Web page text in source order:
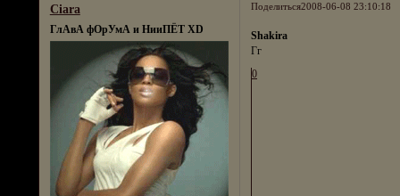
Поделиться2008-06-08 23:10:18
Ciara
ГлАвА фОрУмА и НииПЁТ XD
Shakira
Гг
0